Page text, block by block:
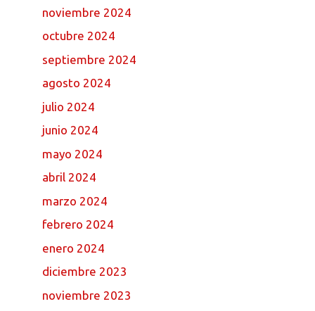
noviembre 2024
octubre 2024
septiembre 2024
agosto 2024
julio 2024
junio 2024
mayo 2024
abril 2024
marzo 2024
febrero 2024
enero 2024
diciembre 2023
noviembre 2023